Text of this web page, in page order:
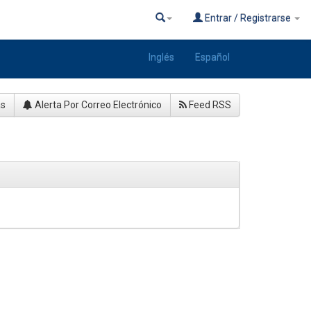
Entrar / Registrarse
Inglés Español
Alerta Por Correo Electrónico Feed RSS